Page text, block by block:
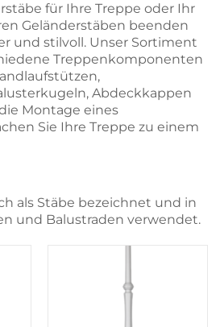
für Ihre Treppe oder Ihr
Geländerstäben beenden
und stilvoll. Unser Sortiment
Treppenkomponenten
Abdeckkappen
Montage eines
Sie Ihre Treppe zu einem
als Stäbe bezeichnet und in
und Balustraden verwendet.